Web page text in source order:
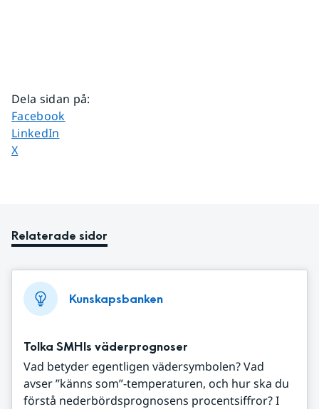
Dela sidan på:
Dela sidan på
Facebook
Dela sidan på
LinkedIn
Dela sidan på
X
Relaterade sidor
Kunskapsbanken
Tolka SMHIs väderprognoser
Vad betyder egentligen vädersymbolen? Vad
avser ”känns som”-temperaturen, och hur ska du
förstå nederbördsprognosens procentsiffror? I